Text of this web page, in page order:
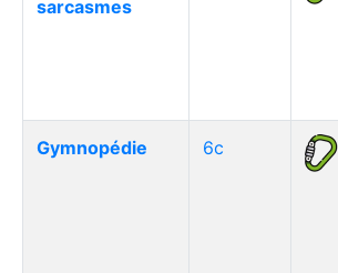
sarcasmes
Gymnopédie 6c